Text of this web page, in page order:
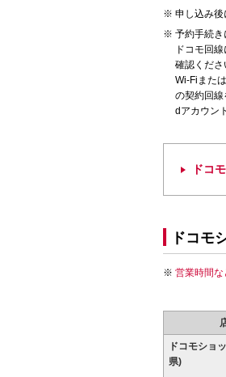
申し込み後
予約手続き
ドコモ回
確認くださ
Wi-Fiまた
の契約回線
dアカウン
ドコ
ドコモ
営業時間
ドコモショ
県)